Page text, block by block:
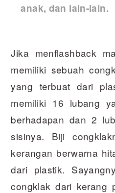
anak, dan lain-lain.
Jika menflashback
memiliki sebuah
yang terbuat dari
memiliki 16 lubang
berhadapan dan 2
sisinya. Biji
kerangan berwarna
dari plastik.
congklak dari kerang